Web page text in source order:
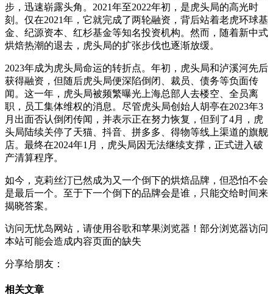
步，迅速崭露头角。2021年至2022年初，是虎头局的高光时
刻。仅在2021年，它就完成了两轮融资，背后站着老虎环球基
金、纪源资本、红杉基金等知名投资机构。然而，随着新中式
烘焙热潮的退去，虎头局的扩张步伐也逐渐放缓。
2023年成为虎头局命运的转折点。年初，虎头局和泸溪河先后
获得融资，但随后虎头局便深陷倒闭、裁员、债务等负面传
闻。这一年，虎头局被频繁曝光上海总部人去楼空、全员离
职，员工集体维权的消息。尽管虎头局创始人胡亭在2023年3
月出面否认倒闭传闻，并表示正在努力恢复，但到了4月，虎
头局陆续关停了天猫、抖音、拼多多、得物等线上渠道的旗舰
店。最终在2024年1月，虎头局因无法继续支撑，正式进入破
产清算程序。
如今，克莉丝汀已然成为又一个倒下的烘焙品牌，但恐怕不会
是最后一个。至于下一个倒下的品牌会是谁，只能交给时间来
揭晓答案。
访问无忧岛网站，请使用谷歌和苹果浏览器！部分浏览器访问
本站可能会造成内容页面的缺失
分享给朋友：
相关文章